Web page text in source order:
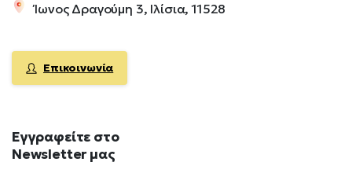
Ίωνος Δραγούμη 3, Ιλίσια, 11528
Επικοινωνία
Εγγραφείτε στο
Newsletter μας